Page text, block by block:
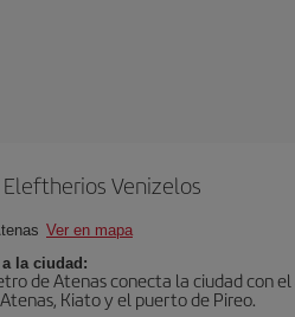
Venizelos
Ver en mapa
la ciudad:
de Atenas conecta la ciudad con
Kiato y el puerto de Pireo.